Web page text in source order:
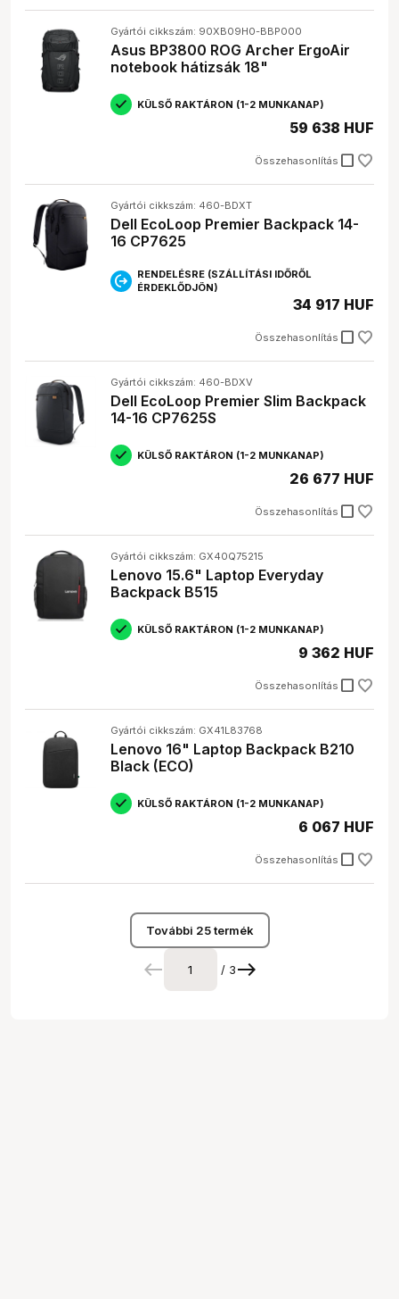
Gyártói cikkszám: 90XB09H0-BBP000
Asus BP3800 ROG Archer ErgoAir
notebook hátizsák 18"
KÜLSŐ RAKTÁRON (1-2 MUNKANAP)
Összehasonlítás check_box_outline_blank
59 638 HUF
Gyártói cikkszám: 460-BDXT
Dell EcoLoop Premier Backpack 14-
16 CP7625
RENDELÉSRE (SZÁLLÍTÁSI IDŐRŐL
ÉRDEKLŐDJÖN)
Összehasonlítás check_box_outline_blank
34 917 HUF
Gyártói cikkszám: 460-BDXV
Dell EcoLoop Premier Slim Backpack
14-16 CP7625S
KÜLSŐ RAKTÁRON (1-2 MUNKANAP)
Összehasonlítás check_box_outline_blank
26 677 HUF
Gyártói cikkszám: GX40Q75215
Lenovo 15.6" Laptop Everyday
Backpack B515
KÜLSŐ RAKTÁRON (1-2 MUNKANAP)
Összehasonlítás check_box_outline_blank
9 362 HUF
Gyártói cikkszám: GX41L83768
Lenovo 16" Laptop Backpack B210
Black (ECO)
KÜLSŐ RAKTÁRON (1-2 MUNKANAP)
Összehasonlítás check_box_outline_blank
6 067 HUF
További 25 termék
/ 3